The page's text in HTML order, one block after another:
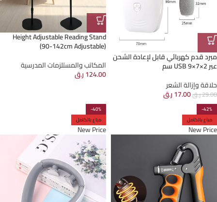
مبرد قدم كهربائي قابل لإعادة الشحن
عبر USB 9×7×2 سم
حلاقة وإزالة الشعر
29.00ر.ق17.00ر.ق
Height Adjustable Reading Stand
(90-142cm Adjustable)
المكاتب والمستلزمات المدرسية
124.00ر.ق
-42%
مباع بالكامل
New Price
-40%
مباع بالكامل
New Price